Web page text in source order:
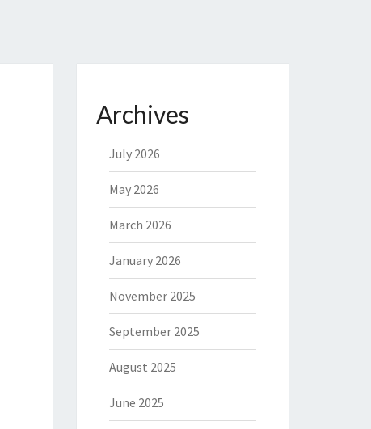
Archives
July 2026
May 2026
March 2026
January 2026
November 2025
September 2025
August 2025
June 2025